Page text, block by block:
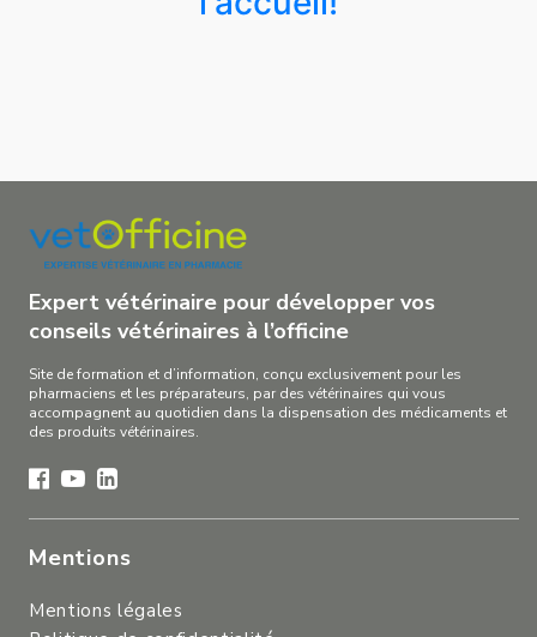
Expert vétérinaire pour développer vos
conseils vétérinaires à l’officine
Site de formation et d’information, conçu exclusivement pour les
pharmaciens et les préparateurs, par des vétérinaires qui vous
accompagnent au quotidien dans la dispensation des médicaments et
des produits vétérinaires.
Mentions
Mentions légales